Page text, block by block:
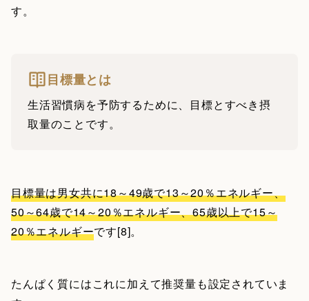
す。
目標量とは
生活習慣病を予防するために、目標とすべき摂
取量のことです。
目標量は男女共に18～49歳で13～20％エネルギー、
50～64歳で14～20％エネルギー、65歳以上で15～
20％エネルギーです[8]。
たんぱく質にはこれに加えて推奨量も設定されていま